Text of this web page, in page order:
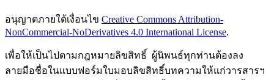
อนุญาตภายใต้เงื่อนไข Creative Commons Attribution-
NonCommercial-NoDerivatives 4.0 International License.
เพื่อให้เป็นไปตามกฎหมายลิขสิทธิ์ ผู้นิพนธ์ทุกท่านต้องลง
ลายมือชื่อในแบบฟอร์มใบมอบลิขสิทธิ์บทความให้แก่วารสารฯ